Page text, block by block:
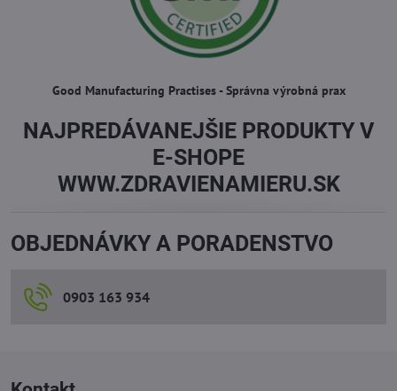
Good Manufacturing Practises - Správna výrobná prax
NAJPREDÁVANEJŠIE PRODUKTY V
E-SHOPE
WWW.ZDRAVIENAMIERU.SK
OBJEDNÁVKY A PORADENSTVO
0903 163 934